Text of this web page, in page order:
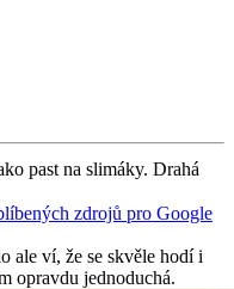
past na slimáky. Drahá
zdrojů pro Google
ale ví, že se skvěle hodí i
opravdu jednoduchá.